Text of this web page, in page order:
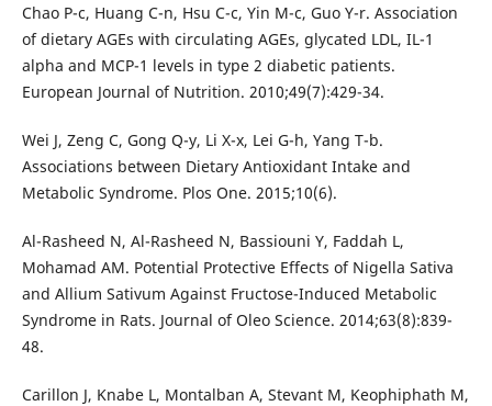
Chao P-c, Huang C-n, Hsu C-c, Yin M-c, Guo Y-r. Association
of dietary AGEs with circulating AGEs, glycated LDL, IL-1
alpha and MCP-1 levels in type 2 diabetic patients.
European Journal of Nutrition. 2010;49(7):429-34.
Wei J, Zeng C, Gong Q-y, Li X-x, Lei G-h, Yang T-b.
Associations between Dietary Antioxidant Intake and
Metabolic Syndrome. Plos One. 2015;10(6).
Al-Rasheed N, Al-Rasheed N, Bassiouni Y, Faddah L,
Mohamad AM. Potential Protective Effects of Nigella Sativa
and Allium Sativum Against Fructose-Induced Metabolic
Syndrome in Rats. Journal of Oleo Science. 2014;63(8):839-
48.
Carillon J, Knabe L, Montalban A, Stevant M, Keophiphath M,